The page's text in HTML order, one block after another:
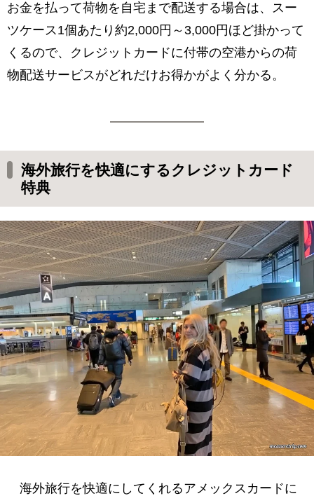
お金を払って荷物を自宅まで配送する場合は、スー
ツケース1個あたり約2,000円～3,000円ほど掛かって
くるので、クレジットカードに付帯の空港からの荷
物配送サービスがどれだけお得かがよく分かる。
海外旅行を快適にするクレジットカード
特典
海外旅行を快適にしてくれるアメックスカードに